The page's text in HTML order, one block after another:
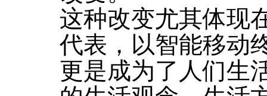
这种改变尤其体现
代表，以智能移动
更是成为了人们生